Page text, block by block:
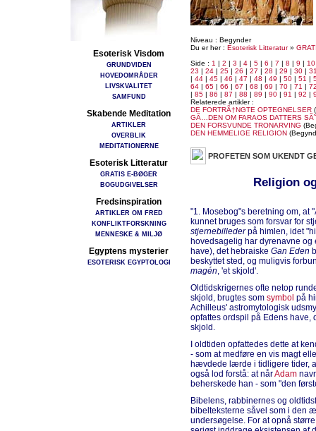
Esoterisk Visdom
GRUNDVIDEN
HOVEDOMRÅDER
LIVSKVALITET
SAMFUND
Skabende Meditation
ARTIKLER
OVERBLIK
MEDITATIONERNE
Esoterisk Litteratur
GRATIS E-BØGER
BOGUDGIVELSER
Fredsinspiration
ARTIKLER OM FRED
KONFLIKTFORSKNING
MENNESKE & MILJØ
Egyptens mysterier
ESOTERISK EGYPTOLOGI
Niveau : Begynder
Du er her : Esoterisk Litteratur»
Side : 1 | 2 | 3 | 4 | 5 | 6 | 7 | 8 | 9 | 10
23 | 24 | 25 | 26 | 27 | 28 | 29 | 30 |
| 44 | 45 | 46 | 47 | 48 | 49 | 50 | 51 |
64 | 65 | 66 | 67 | 68 | 69 | 70 | 71 |
| 85 | 86 | 87 | 88 | 89 | 90 | 91 | 92 |
Relaterede artikler :
DE FORTRÃ†NGTE OPTEGNELSER
GÃ…DEN OM FARAOS DATTERS
DEN FORSVUNDE TRONARVING
DEN HEMMELIGE RELIGION
PROFETEN SOM UKENDT
Religion
"1. Mosebog"s beretning om, at
kunnet bruges som forsvar for
stjernebillederpå himlen, idet
hovedsagelig har dyrenavne
have), det hebraiske Gan Eden
beskyttet sted, og muligvis
magén, 'et skjold'.
Oldtidskrigernes ofte netop
skjold, brugtes som symbol på
Achilleus' astromytologisk
opfattes ordspil på Edens
skjold.
I oldtiden opfattedes dette at
- som at medføre en vis magt
hævdede lærde i tidligere tider,
også lod forstå: at nårAdam
beherskede han - som "den
Bibelens, rabbinernes og
bibelteksterne såvel som i den
undersøgelse. For at opnå